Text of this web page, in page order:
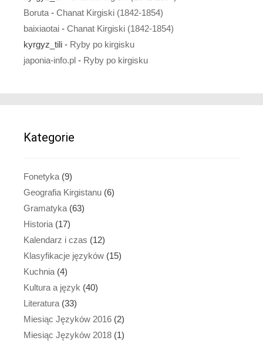
Boruta - Chanat Kirgiski (1842-1854)
baixiaotai - Chanat Kirgiski (1842-1854)
kyrgyz_tili - Ryby po kirgisku
japonia-info.pl - Ryby po kirgisku
Kategorie
Fonetyka (9)
Geografia Kirgistanu (6)
Gramatyka (63)
Historia (17)
Kalendarz i czas (12)
Klasyfikacje języków (15)
Kuchnia (4)
Kultura a język (40)
Literatura (33)
Miesiąc Języków 2016 (2)
Miesiąc Języków 2018 (1)